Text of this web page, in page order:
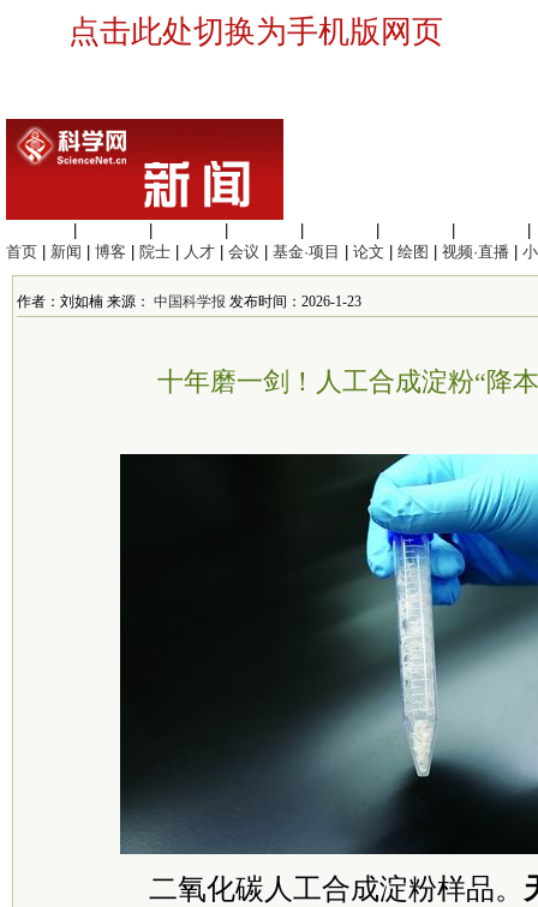
点击此处切换为手机版网页
首页
新闻 博客 院士 人才 会议 基金·项目 论文 绘图 视频·直播
作者：刘如楠 来源： 中国科学报 发布时间：2026-1-23
十年磨一剑！人工合成淀粉“降
二氧化碳人工合成淀粉样品。